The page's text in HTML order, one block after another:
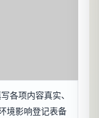
各项内容真实、
境影响登记表备